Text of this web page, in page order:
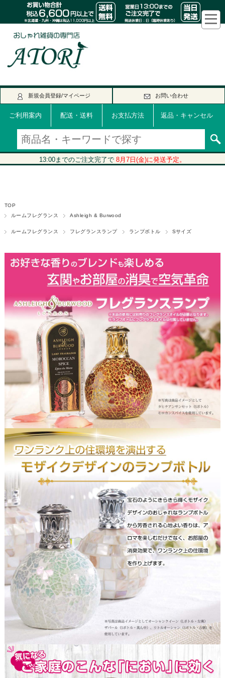
新規会員登録/マイページ お問い合わせ
ご利用案内 配送・送料 お支払方法 返品・キャンセル
TOP
ルームフレグランス
Ashleigh & Burwood
ルームフレグランス フレグランスランプ ランプボトル Sサイズ